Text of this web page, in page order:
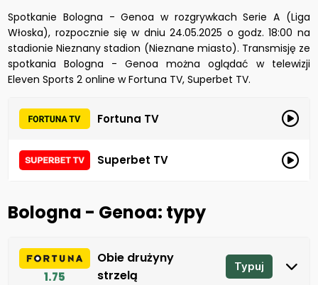
Spotkanie Bologna - Genoa w rozgrywkach Serie A (Liga
Włoska), rozpocznie się w dniu 24.05.2025 o godz. 18:00 na
stadionie Nieznany stadion (Nieznane miasto). Transmisję ze
spotkania Bologna - Genoa można oglądać w telewizji
Eleven Sports 2 online w Fortuna TV, Superbet TV.
Fortuna TV
Superbet TV
Bologna - Genoa: typy
1.75
Obie drużyny
strzelą
Typuj